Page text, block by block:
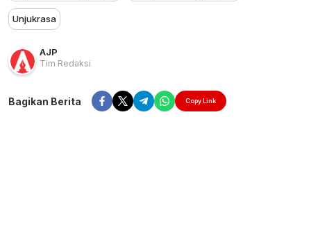
Unjukrasa
AJP
Tim Redaksi
Bagikan Berita Copy Link